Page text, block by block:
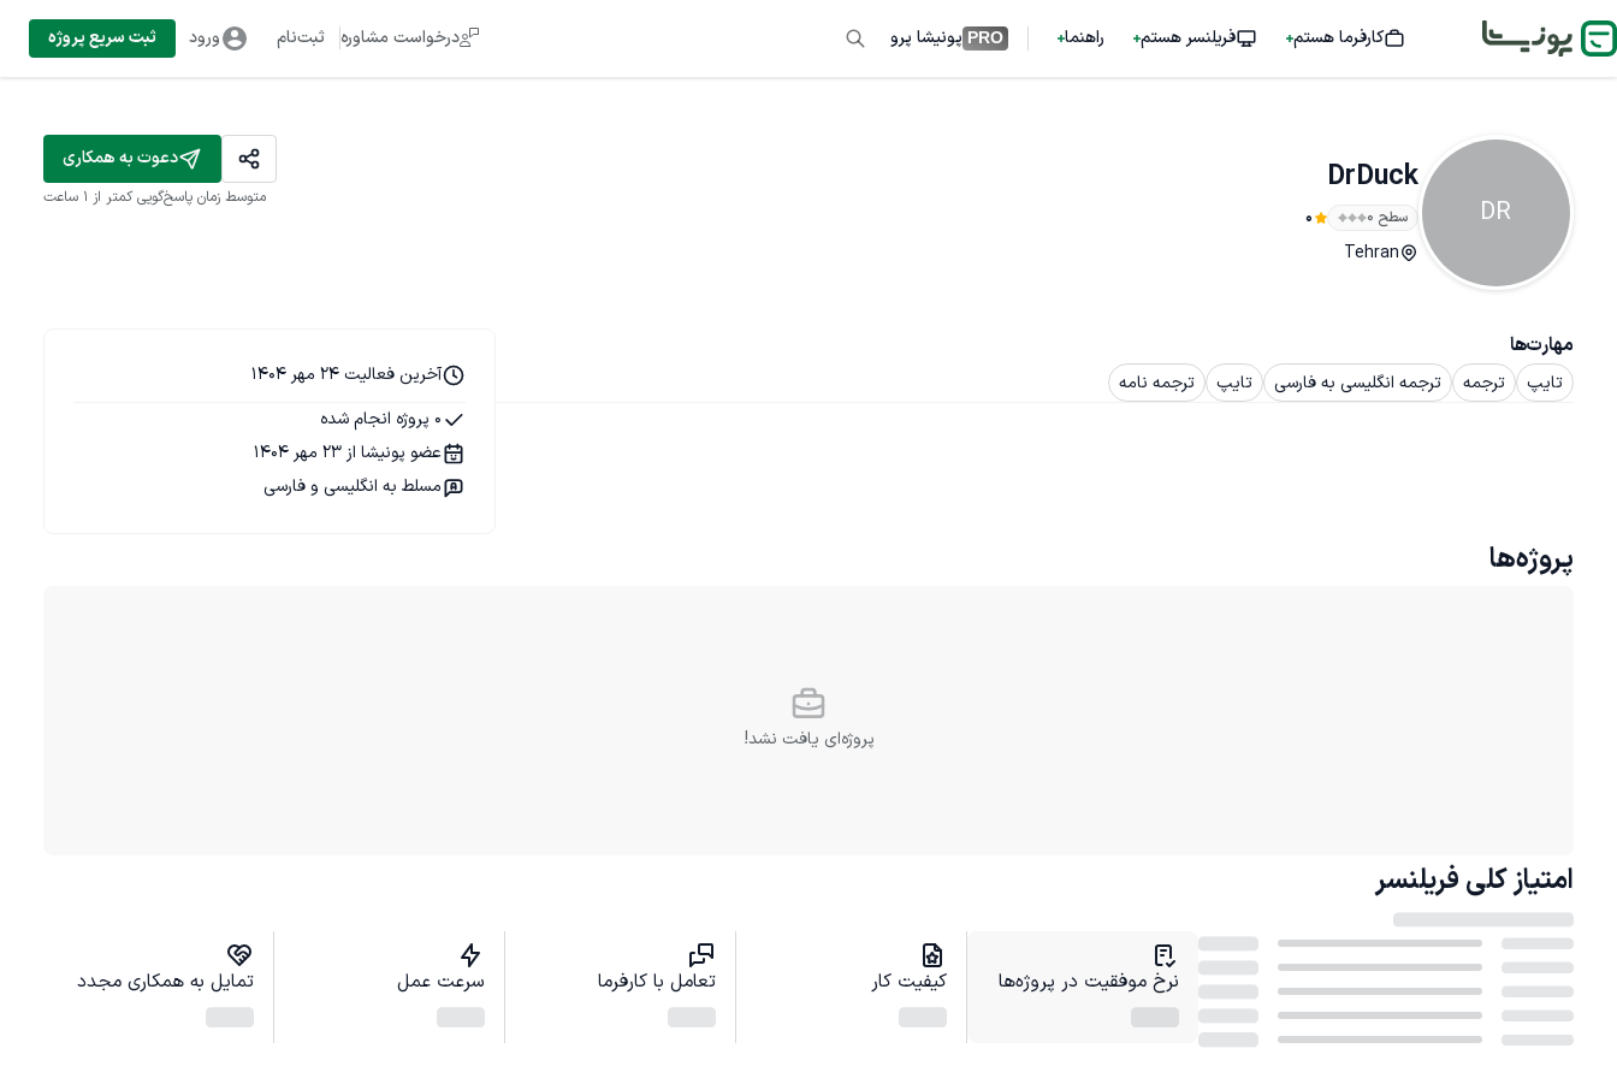
کارفرما هستم فریلنسر هستم راهنما PRO پونیشا پرو درخواست مشاوره ثبت‌نام ورود ثبت سریع پروژه
DR
DrDuck
سطح ۰ 0
Tehran
دعوت به همکاری
متوسط زمان پاسخ‌گویی کمتر از 1 ساعت
مهارت‌ها
تایپ ترجمه ترجمه انگلیسی به فارسی تایپ ترجمه نامه
آخرین فعالیت 24 مهر 1404
0 پروژه انجام شده
عضو پونیشا از 23 مهر 1404
مسلط به انگلیسی و فارسی
پروژه‌ها
پروژه‌ای یافت نشد!
امتیاز کلی فریلنسر
نرخ موفقیت در پروژه‌ها کیفیت کار تعامل با کارفرما سرعت عمل تمایل به همکاری مجدد